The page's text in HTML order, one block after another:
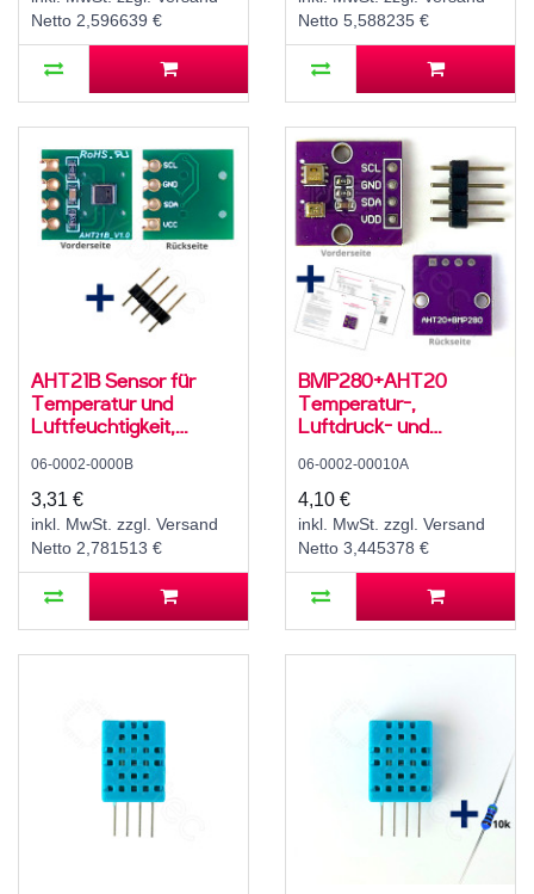
Netto 2,596639 €
Netto 5,588235 €
AHT21B Sensor für
Temperatur und
Luftfeuchtigkeit,
06-0002-0000B
3,31 €
inkl. MwSt. zzgl. Versand
Netto 2,781513 €
BMP280+AHT20
Temperatur-,
Luftdruck- und
2,8..5 V, I2C
06-0002-00010A
4,10 €
inkl. MwSt. zzgl. Versand
Netto 3,445378 €